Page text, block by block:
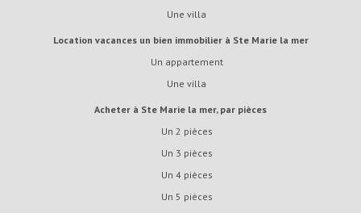
Une villa
Location vacances un bien immobilier à Ste Marie la mer
Un appartement
Une villa
Acheter à Ste Marie la mer, par pièces
Un 2 pièces
Un 3 pièces
Un 4 pièces
Un 5 pièces